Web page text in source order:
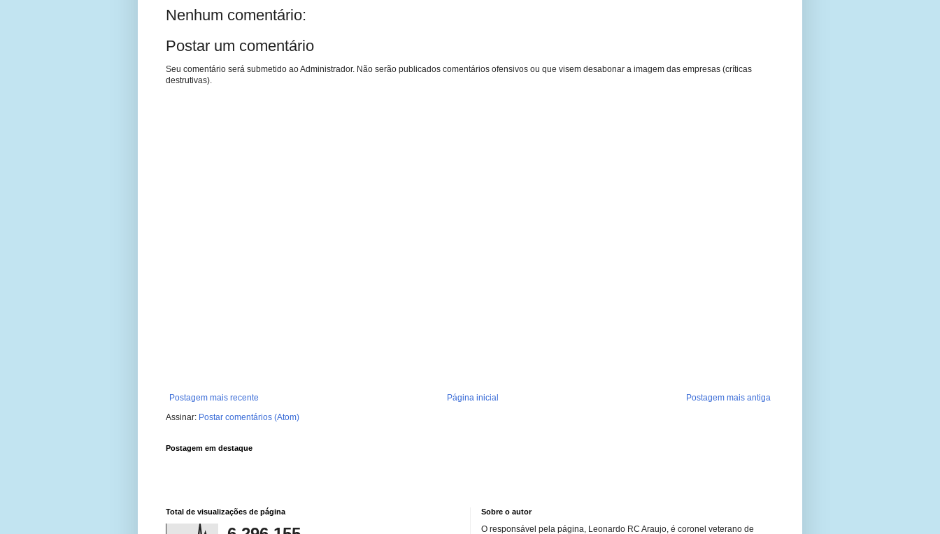
Nenhum comentário:
Postar um comentário
Seu comentário será submetido ao Administrador. Não serão publicados comentários ofensivos ou que visem desabonar a imagem das empresas (críticas
destrutivas).
Postagem mais recente Postagem mais antiga
Página inicial
Assinar: Postar comentários (Atom)
Postagem em destaque
Total de visualizações de página Sobre o autor
O responsável pela página, Leonardo RC Araujo, é coronel veterano de